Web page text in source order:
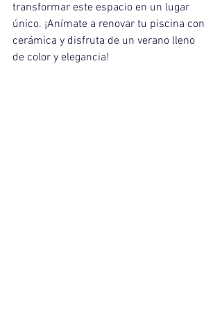
transformar este espacio en un lugar
único. ¡Anímate a renovar tu piscina con
cerámica y disfruta de un verano lleno
de color y elegancia!